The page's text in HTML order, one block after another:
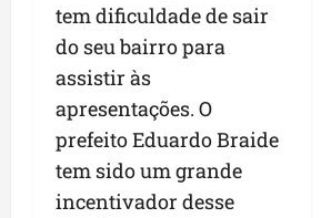
tem dificuldade de sair
do seu bairro para
assistir às
apresentações. O
prefeito Eduardo Braide
tem sido um grande
incentivador desse